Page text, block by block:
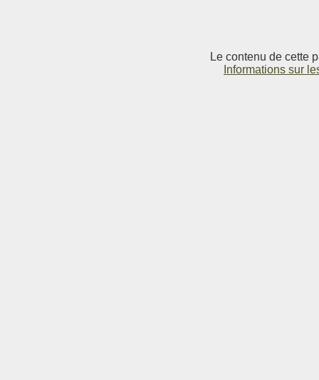
Le contenu de cette
Informations sur